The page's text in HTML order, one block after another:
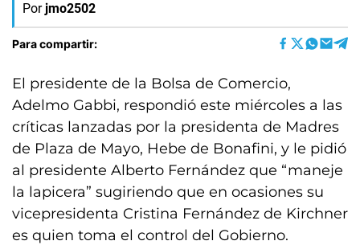
Por jmo2502
Para compartir:
El presidente de la Bolsa de Comercio,
Adelmo Gabbi, respondió este miércoles a las
críticas lanzadas por la presidenta de Madres
de Plaza de Mayo, Hebe de Bonafini, y le pidió
al presidente Alberto Fernández que “maneje
la lapicera” sugiriendo que en ocasiones su
vicepresidenta Cristina Fernández de Kirchner
es quien toma el control del Gobierno.